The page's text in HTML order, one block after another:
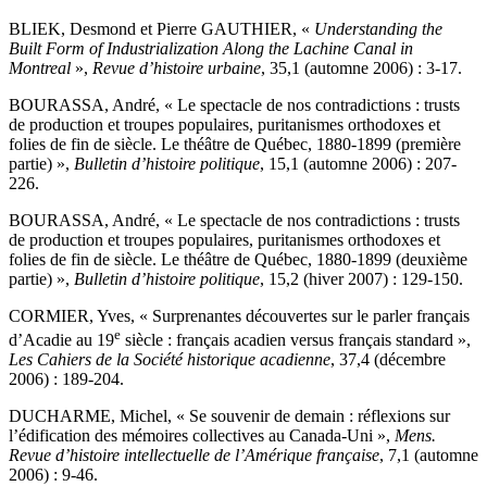
BLIEK, Desmond et Pierre GAUTHIER, « Understanding the
Built Form of Industrialization Along the Lachine Canal in
Montreal », Revue d’histoire urbaine, 35,1 (automne 2006) : 3-17.
BOURASSA, André, « Le spectacle de nos contradictions : trusts
de production et troupes populaires, puritanismes orthodoxes et
folies de fin de siècle. Le théâtre de Québec, 1880-1899 (première
partie) », Bulletin d’histoire politique, 15,1 (automne 2006) : 207-
226.
BOURASSA, André, « Le spectacle de nos contradictions : trusts
de production et troupes populaires, puritanismes orthodoxes et
folies de fin de siècle. Le théâtre de Québec, 1880-1899 (deuxième
partie) », Bulletin d’histoire politique, 15,2 (hiver 2007) : 129-150.
CORMIER, Yves, « Surprenantes découvertes sur le parler français
d’Acadie au 19e siècle : français acadien versus français standard »,
Les Cahiers de la Société historique acadienne, 37,4 (décembre
2006) : 189-204.
DUCHARME, Michel, « Se souvenir de demain : réflexions sur
l’édification des mémoires collectives au Canada-Uni », Mens.
Revue d’histoire intellectuelle de l’Amérique française, 7,1 (automne
2006) : 9-46.